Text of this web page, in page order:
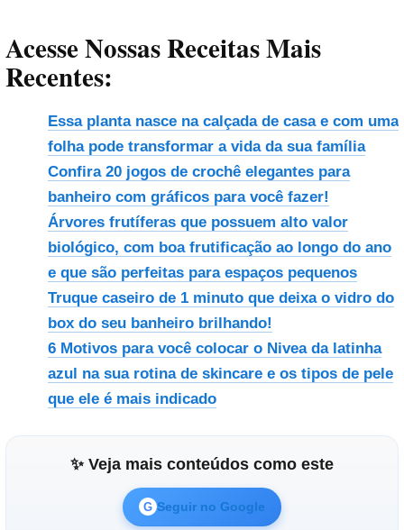
Acesse Nossas Receitas Mais
Recentes:
Essa planta nasce na calçada de casa e com uma
folha pode transformar a vida da sua família
Confira 20 jogos de crochê elegantes para
banheiro com gráficos para você fazer!
Árvores frutíferas que possuem alto valor
biológico, com boa frutificação ao longo do ano
e que são perfeitas para espaços pequenos
Truque caseiro de 1 minuto que deixa o vidro do
box do seu banheiro brilhando!
6 Motivos para você colocar o Nivea da latinha
azul na sua rotina de skincare e os tipos de pele
que ele é mais indicado
✨ Veja mais conteúdos como este
G Seguir no Google